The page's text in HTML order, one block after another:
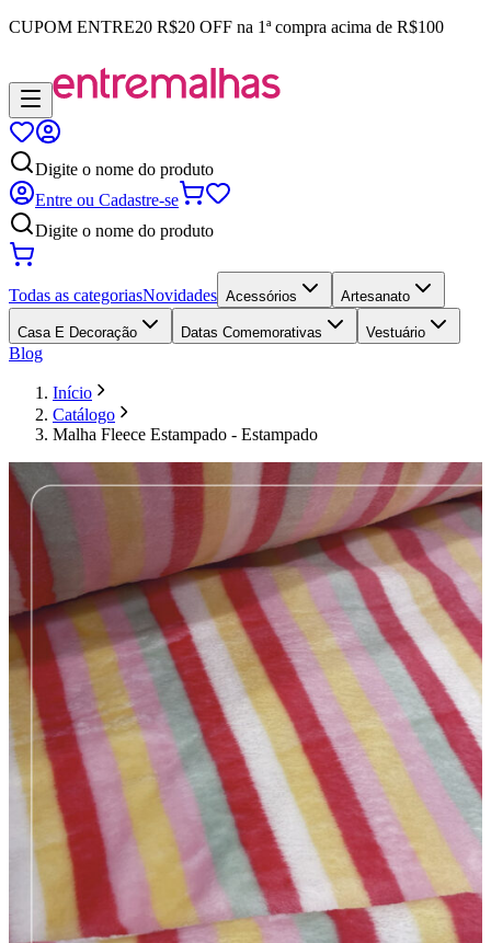
CUPOM ENTRE20 R$20 OFF na 1ª compra acima de R$100
Digite o nome do produto
Entre ou Cadastre-se
Digite o nome do produto
Todas as categoriasNovidades Acessórios Artesanato
Casa E Decoração Datas Comemorativas Vestuário
Blog
Início
Catálogo
Malha Fleece Estampado - Estampado